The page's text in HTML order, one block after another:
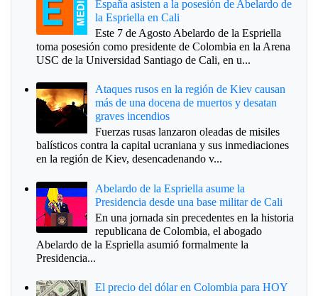
España asisten a la posesión de Abelardo de
la Espriella en Cali
Este 7 de Agosto Abelardo de la Espriella
toma posesión como presidente de Colombia en la Arena
USC de la Universidad Santiago de Cali, en u...
Ataques rusos en la región de Kiev causan
más de una docena de muertos y desatan
graves incendios
Fuerzas rusas lanzaron oleadas de misiles
balísticos contra la capital ucraniana y sus inmediaciones
en la región de Kiev, desencadenando v...
Abelardo de la Espriella asume la
Presidencia desde una base militar de Cali
En una jornada sin precedentes en la historia
republicana de Colombia, el abogado
Abelardo de la Espriella asumió formalmente la
Presidencia...
El precio del dólar en Colombia para HOY